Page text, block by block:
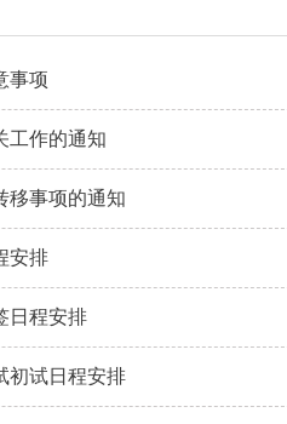
事项
工作的通知
移事项的通知
安排
日程安排
初试日程安排